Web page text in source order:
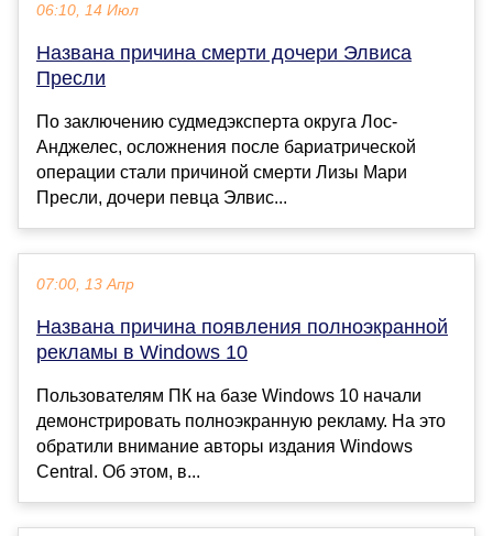
06:10, 14 Июл
Названа причина смерти дочери Элвиса
Пресли
По заключению судмедэксперта округа Лос-
Анджелес, осложнения после бариатрической
операции стали причиной смерти Лизы Мари
Пресли, дочери певца Элвис...
07:00, 13 Апр
Названа причина появления полноэкранной
рекламы в Windows 10
Пользователям ПК на базе Windows 10 начали
демонстрировать полноэкранную рекламу. На это
обратили внимание авторы издания Windows
Central. Об этом, в...